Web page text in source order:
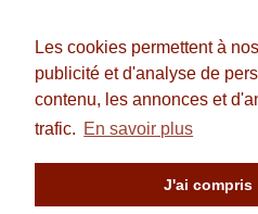
Les cookies permettent à
publicité et d'analyse de
contenu, les annonces et
trafic. En savoir plus
J'ai compris